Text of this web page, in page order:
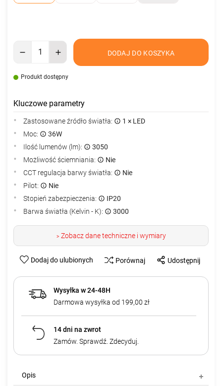
DODAJ DO KOSZYKA
Produkt dostępny
Kluczowe parametry
Zastosowane źródło światła:
1 × LED
Moc:
36W
Ilość lumenów (lm):
3050
Możliwość ściemniania:
Nie
CCT regulacja barwy światła:
Nie
Pilot:
Nie
Stopień zabezpieczenia:
IP20
Barwa światła (Kelvin - K):
3000
>Zobacz dane techniczne i wymiary
Dodaj do ulubionych Porównaj Udostępnij
Wysyłka w 24-48H
Darmowa wysyłka od 199,00 zł
14 dni na zwrot
Zamów. Sprawdź. Zdecyduj.
Opis